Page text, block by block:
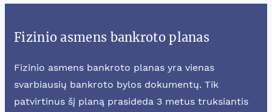
Fizinio asmens bankroto planas
Fizinio asmens bankroto planas yra vienas
svarbiausių bankroto bylos dokumentų. Tik
patvirtinus šį planą prasideda 3 metus truksiantis